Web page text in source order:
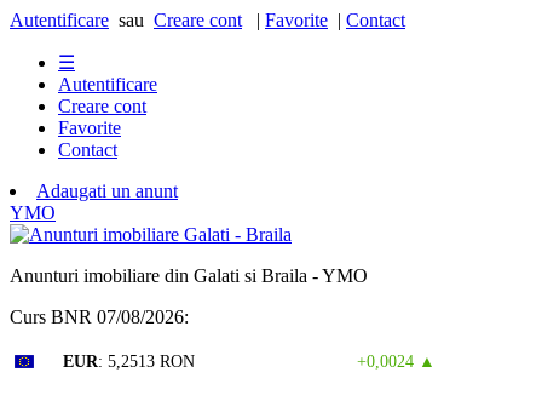
Autentificare sau Creare cont | Favorite | Contact
☰
Autentificare
Creare cont
Favorite
Contact
Adaugati un anunt
YMO
Anunturi imobiliare din Galati si Braila - YMO
Curs BNR 07/08/2026:
EUR: 5,2513 RON +0,0024 ▲